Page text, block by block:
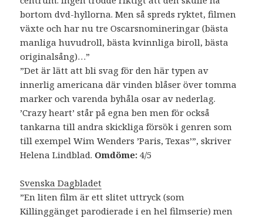
bortom dvd-hyllorna. Men så spreds ryktet, filmen
växte och har nu tre Oscarsnomineringar (bästa
manliga huvudroll, bästa kvinnliga biroll, bästa
original­sång)…”
”Det är lätt att bli svag för den här typen av
innerlig americana där vinden blåser över tomma
marker och varenda byhåla osar av nederlag.
’Crazy heart’ står på egna ben men för också
tankarna till andra skickliga försök i genren som
till exempel Wim Wenders ’Paris, Texas’”, skriver
Helena Lindblad. Omdöme: 4/5
Svenska Dagbladet
”En liten film är ett slitet uttryck (som
Killinggänget parodierade i en hel filmserie) men